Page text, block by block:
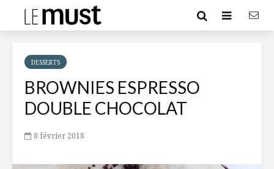
DESSERTS
BROWNIES ESPRESSO
DOUBLE CHOCOLAT
8 février 2018